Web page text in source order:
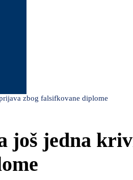
zbog falsifkovane diplome
još jedna